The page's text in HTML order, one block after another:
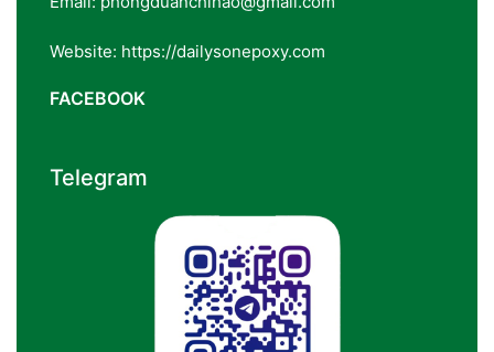
Website: https://dailysonepoxy.com
FACEBOOK
Telegram